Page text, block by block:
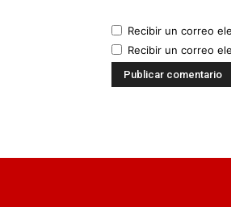
Recibir un correo
Recibir un correo